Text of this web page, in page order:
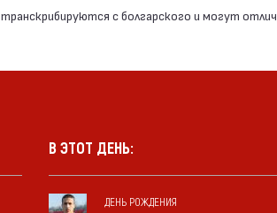
транскрибируются с болгарского и могут
В ЭТОТ ДЕНЬ:
ДЕНЬ РОЖДЕНИЯ